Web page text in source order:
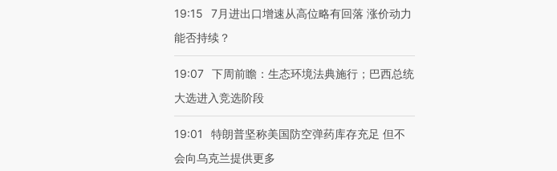
19:15
7月进出口增速从高位略有回落 涨价动力
能否持续？
19:07 下周前瞻：生态环境法典施行；巴西总统
大选进入竞选阶段
19:01
特朗普坚称美国防空弹药库存充足 但不
会向乌克兰提供更多